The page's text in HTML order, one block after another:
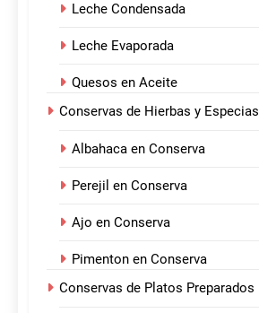
Leche Condensada
Leche Evaporada
Quesos en Aceite
Conservas de Hierbas y Especias
Albahaca en Conserva
Perejil en Conserva
Ajo en Conserva
Pimenton en Conserva
Conservas de Platos Preparados